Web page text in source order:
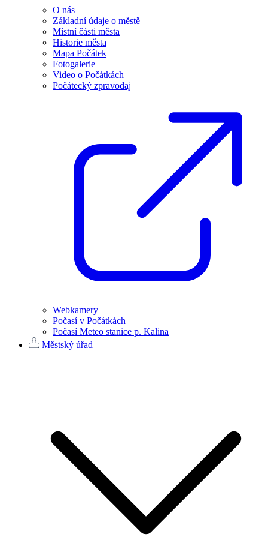
O nás
Základní údaje o městě
Místní části města
Historie města
Mapa Počátek
Fotogalerie
Video o Počátkách
Počátecký zpravodaj
Webkamery
Počasí v Počátkách
Počasí Meteo stanice p. Kalina
Městský úřad